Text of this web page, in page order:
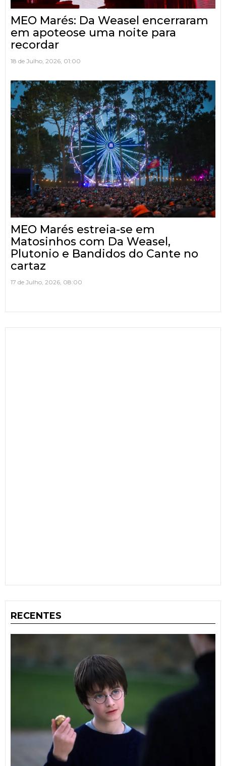
MEO Marés: Da Weasel encerraram
em apoteose uma noite para
recordar
18 de Julho, 2026, 01:00
MEO Marés estreia-se em
Matosinhos com Da Weasel,
Plutonio e Bandidos do Cante no
cartaz
17 de Julho, 2026, 08:00
RECENTES